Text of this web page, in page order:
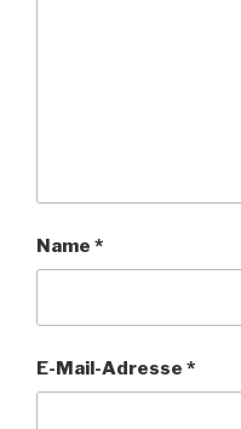
Name *
E-Mail-Adresse *